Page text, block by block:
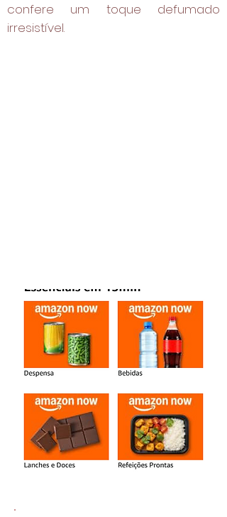
confere um toque defumado
irresistível.